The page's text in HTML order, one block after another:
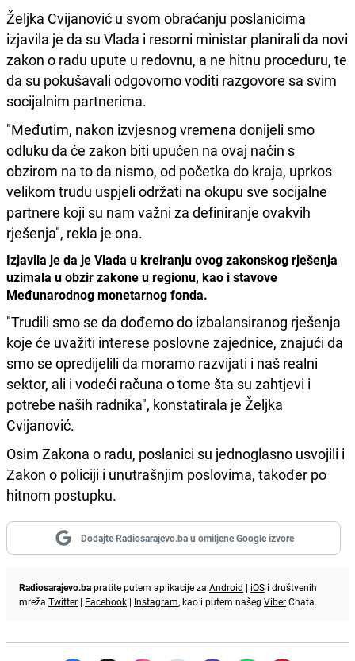
Željka Cvijanović u svom obraćanju poslanicima
izjavila je da su Vlada i resorni ministar planirali da novi
zakon o radu upute u redovnu, a ne hitnu proceduru, te
da su pokušavali odgovorno voditi razgovore sa svim
socijalnim partnerima.
"Međutim, nakon izvjesnog vremena donijeli smo
odluku da će zakon biti upućen na ovaj način s
obzirom na to da nismo, od početka do kraja, uprkos
velikom trudu uspjeli održati na okupu sve socijalne
partnere koji su nam važni za definiranje ovakvih
rješenja", rekla je ona.
Izjavila je da je Vlada u kreiranju ovog zakonskog rješenja
uzimala u obzir zakone u regionu, kao i stavove
Međunarodnog monetarnog fonda.
"Trudili smo se da dođemo do izbalansiranog rješenja
koje će uvažiti interese poslovne zajednice, znajući da
smo se opredijelili da moramo razvijati i naš realni
sektor, ali i vodeći računa o tome šta su zahtjevi i
potrebe naših radnika", konstatirala je Željka
Cvijanović.
Osim Zakona o radu, poslanici su jednoglasno usvojili i
Zakon o policiji i unutrašnjim poslovima, također po
hitnom postupku.
Dodajte Radiosarajevo.ba u omiljene Google izvore
Radiosarajevo.bapratite putem aplikacije za Android | iOS i društvenih
mreža Twitter | Facebook | Instagram, kao i putem našeg ViberChata.